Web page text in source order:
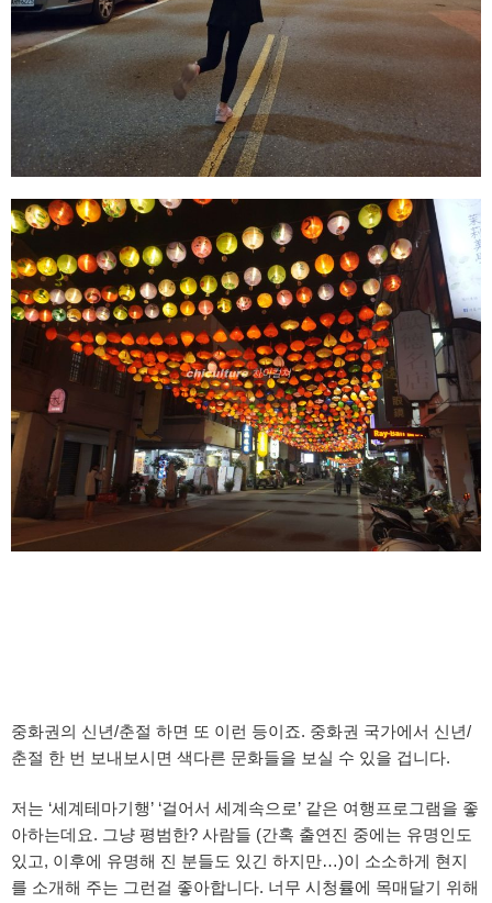
중화권의 신년/춘절 하면 또 이런 등이죠. 중화권 국가에서 신년/
춘절 한 번 보내보시면 색다른 문화들을 보실 수 있을 겁니다.
저는 ‘세계테마기행’ ‘걸어서 세계속으로’ 같은 여행프로그램을 좋
아하는데요. 그냥 평범한? 사람들 (간혹 출연진 중에는 유명인도
있고, 이후에 유명해 진 분들도 있긴 하지만…)이 소소하게 현지
를 소개해 주는 그런걸 좋아합니다. 너무 시청률에 목매달기 위해